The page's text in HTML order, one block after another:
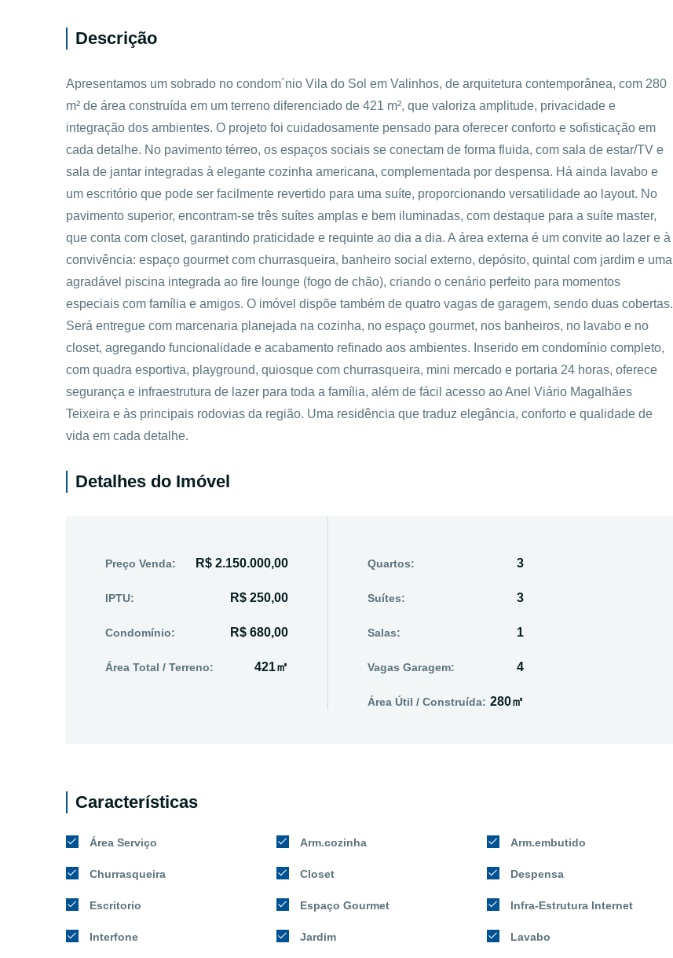
Descrição
Apresentamos um sobrado no condom´nio Vila do Sol em Valinhos, de arquitetura contemporânea, com 280
m² de área construída em um terreno diferenciado de 421 m², que valoriza amplitude, privacidade e
integração dos ambientes. O projeto foi cuidadosamente pensado para oferecer conforto e sofisticação em
cada detalhe. No pavimento térreo, os espaços sociais se conectam de forma fluida, com sala de estar/TV e
sala de jantar integradas à elegante cozinha americana, complementada por despensa. Há ainda lavabo e
um escritório que pode ser facilmente revertido para uma suíte, proporcionando versatilidade ao layout. No
pavimento superior, encontram-se três suítes amplas e bem iluminadas, com destaque para a suíte master,
que conta com closet, garantindo praticidade e requinte ao dia a dia. A área externa é um convite ao lazer e à
convivência: espaço gourmet com churrasqueira, banheiro social externo, depósito, quintal com jardim e uma
agradável piscina integrada ao fire lounge (fogo de chão), criando o cenário perfeito para momentos
especiais com família e amigos. O imóvel dispõe também de quatro vagas de garagem, sendo duas cobertas.
Será entregue com marcenaria planejada na cozinha, no espaço gourmet, nos banheiros, no lavabo e no
closet, agregando funcionalidade e acabamento refinado aos ambientes. Inserido em condomínio completo,
com quadra esportiva, playground, quiosque com churrasqueira, mini mercado e portaria 24 horas, oferece
segurança e infraestrutura de lazer para toda a família, além de fácil acesso ao Anel Viário Magalhães
Teixeira e às principais rodovias da região. Uma residência que traduz elegância, conforto e qualidade de
vida em cada detalhe.
Detalhes do Imóvel
Preço Venda: R$ 2.150.000,00
IPTU: R$ 250,00
Condomínio: R$ 680,00
Área Total / Terreno: 421㎡
Quartos: 3
Suítes: 3
Salas: 1
Vagas Garagem: 4
Área Útil / Construída: 280㎡
Características
Área Serviço Arm.cozinha Arm.embutido
Churrasqueira Closet Despensa
Escritorio Espaço Gourmet Infra-Estrutura Internet
Interfone Jardim Lavabo